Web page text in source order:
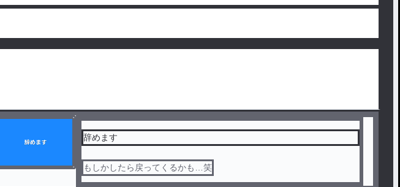
辞めます
もしかしたら戻ってくるかも…笑